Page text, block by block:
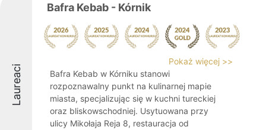
Laureaci
Bafra Kebab - Kórnik
Pokaż więcej >>
Bafra Kebab w Kórniku stanowi
rozpoznawalny punkt na kulinarnej mapie
miasta, specjalizując się w kuchni tureckiej
oraz bliskowschodniej. Usytuowana przy
ulicy Mikołaja Reja 8, restauracja od